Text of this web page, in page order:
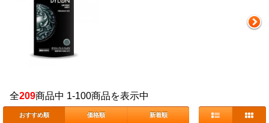
全209商品中 1-100商品を表示中
おすすめ順 価格順 新着順